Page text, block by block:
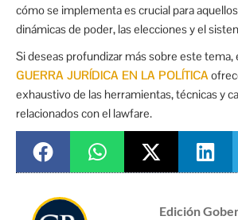
cómo se implementa es crucial para
dinámicas de poder, las elecciones y el
Si deseas profundizar más sobre este tema,
GUERRA JURÍDICA EN LA POLÍTICA
exhaustivo de las herramientas, técnicas y
relacionados con el lawfare.
Edición